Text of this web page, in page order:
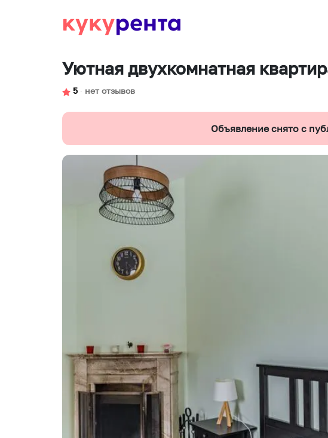
Уютная двухкомнатная
5 ∙ нет отзывов
Объявление снято с